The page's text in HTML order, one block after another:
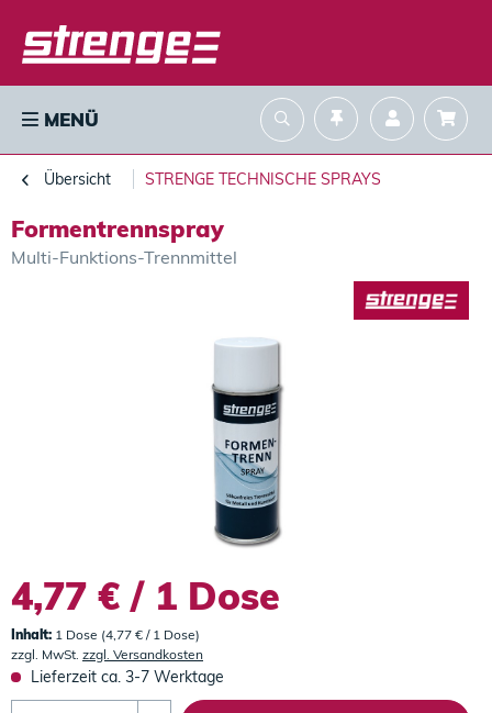
MENÜ
Übersicht STRENGE TECHNISCHE SPRAYS
Formentrennspray
Multi-Funktions-Trennmittel
4,77 € / 1 Dose
Inhalt: 1 Dose (4,77 € / 1 Dose)
zzgl. MwSt. zzgl. Versandkosten
Lieferzeit ca. 3-7 Werktage